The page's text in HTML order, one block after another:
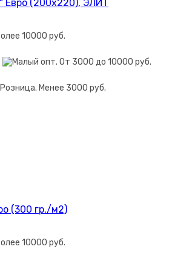
Евро (200х220), ЭЛИТ
(300 гр./м2)